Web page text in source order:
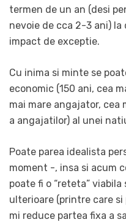
termen de un an (desi
nevoie de cca 2-3 ani) la
impact de exceptie.
Cu inima si minte se
economic (150 ani, cea
mai mare angajator, cea
a angajatilor) al unei
Poate parea idealista
moment -, insa si acum
poate fi o “reteta”
ulterioare (printre care
mi reduce partea fixa a